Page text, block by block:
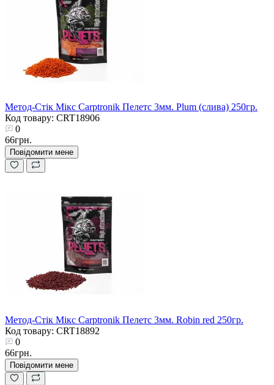
Метод-Стік Мікс Carptronik Пелетс 3мм. Plum (слива) 250гр.
Код товару: CRT18906
0
66грн.
Повідомити мене
Метод-Стік Мікс Carptronik Пелетс 3мм. Robin red 250гр.
Код товару: CRT18892
0
66грн.
Повідомити мене